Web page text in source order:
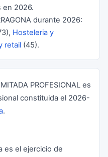
en 2026.
durante 2026:
Hosteleria y
retail (45).
PROFESIONAL es
constituida el 2026-
.
es el ejercicio de